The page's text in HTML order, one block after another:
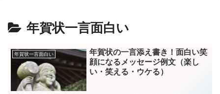
年賀状一言面白い
年賀状一言面白い
年賀状の一言添え書き！面白い笑
顔になるメッセージ例文（楽し
い・笑える・ウケる）